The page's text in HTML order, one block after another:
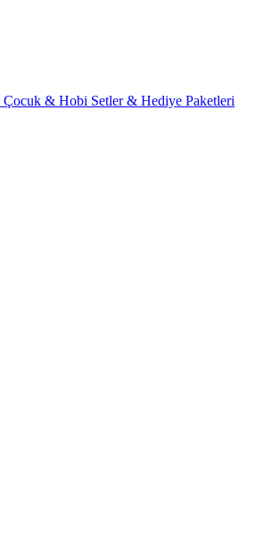
Çocuk & Hobi Setler & Hediye Paketleri